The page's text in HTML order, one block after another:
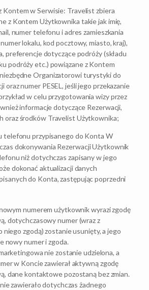
Kontem w Serwisie: Travelist zbiera
z Kontem Użytkownika takie jak imię,
numer telefonu i adres zamieszkania
lokalu, kod pocztowy, miasto, kraj),
preferencje dotyczące podróży (składu
podróży etc.) powiązane z Kontem
Organizatorowi turystyki do
oraz numer PESEL, jeśli jego przekazanie
w celu przygotowania wizy przez
informacje dotyczące Rezerwacji,
oraz środków Travelist Użytkownika;
telefonu przypisanego do Konta W
dokonywania Rezerwacji Użytkownik
niż dotychczas zapisany w jego
dokonać aktualizacji danych
do Konta, zastępując poprzedni
numerem użytkownik wyrazi zgodę
dotychczasowy numer (wraz z
niego zgodą) zostanie usunięty, a jego
nowy numer i zgoda.
nie zostanie udzielona, a
w Koncie zawierał aktywną zgodę
dane kontaktowe pozostaną bez zmian.
zawierało dotychczas żadnego